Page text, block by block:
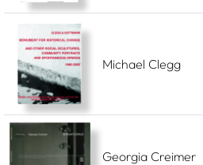
Michael Clegg
Georgia Creimer